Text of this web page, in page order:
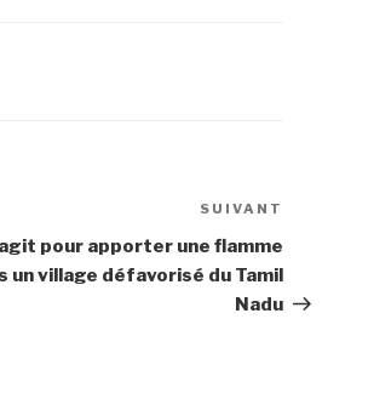
SUIVANT
pour apporter une flamme
un village défavorisé du Tamil
Nadu